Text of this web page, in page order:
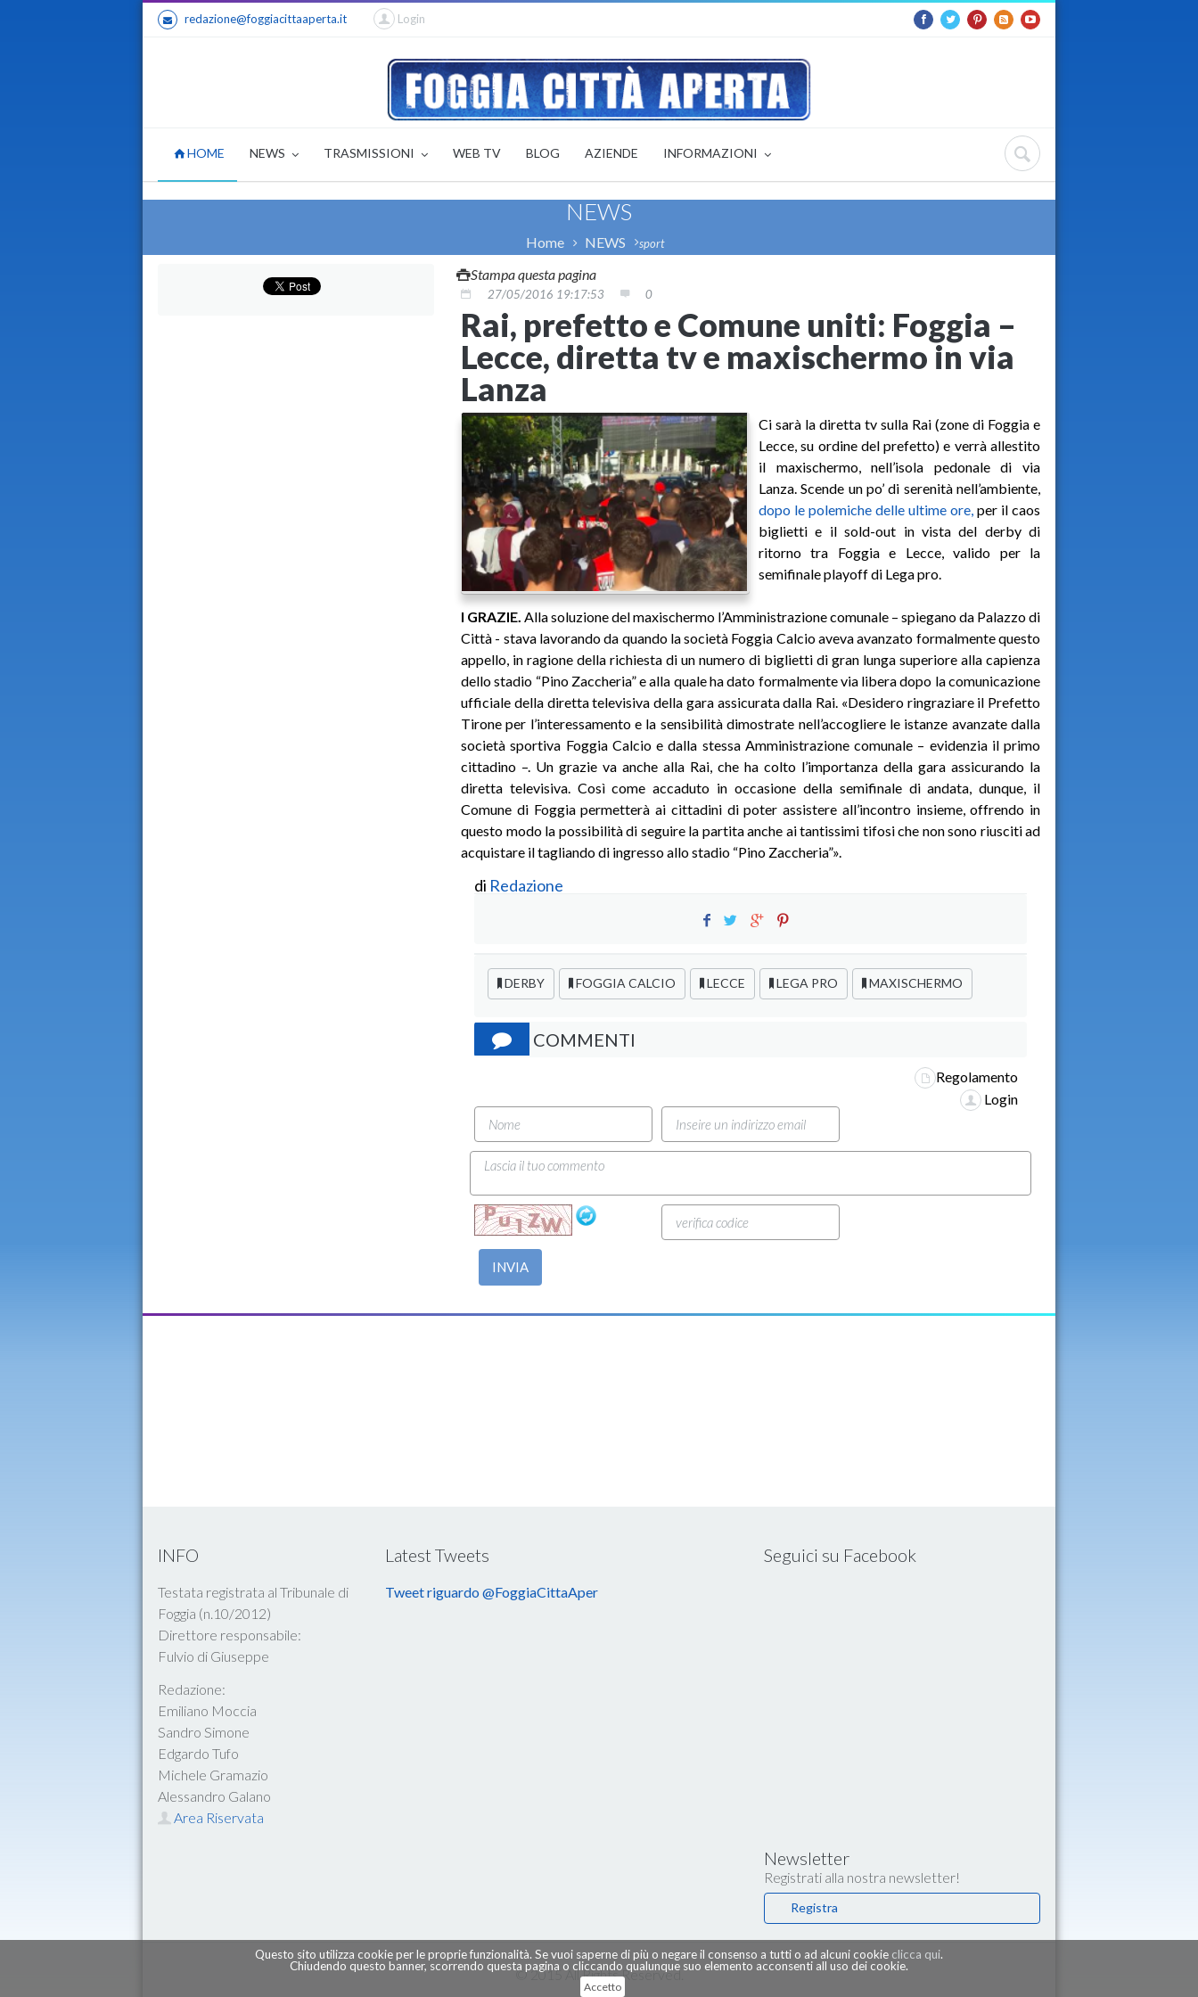
Questo sito utilizza cookie per le proprie funzionalità. Se vuoi saperne di più o negare il consenso a tutti o ad alcuni cookie clicca qui.
Chiudendo questo banner, scorrendo questa pagina o cliccando qualunque suo elemento acconsenti all uso dei cookie.
Accetto
redazione@foggiacittaaperta.it Login
HOME NEWS TRASMISSIONI WEB TV BLOG AZIENDE INFORMAZIONI
NEWS
Home NEWS sport
Stampa questa pagina
27/05/2016 19:17:53 0
Rai, prefetto e Comune uniti: Foggia –
Lecce, diretta tv e maxischermo in via
Lanza
Ci sarà la diretta tv sulla Rai (zone di Foggia e
Lecce, su ordine del prefetto) e verrà allestito
il maxischermo, nell’isola pedonale di via
Lanza. Scende un po’ di serenità nell’ambiente,
dopo le polemiche delle ultime ore, per il caos
biglietti e il sold-out in vista del derby di
ritorno tra Foggia e Lecce, valido per la
semifinale playoff di Lega pro.
I GRAZIE. Alla soluzione del maxischermo l’Amministrazione comunale – spiegano da Palazzo di
Città - stava lavorando da quando la società Foggia Calcio aveva avanzato formalmente questo
appello, in ragione della richiesta di un numero di biglietti di gran lunga superiore alla capienza
dello stadio “Pino Zaccheria” e alla quale ha dato formalmente via libera dopo la comunicazione
ufficiale della diretta televisiva della gara assicurata dalla Rai. «Desidero ringraziare il Prefetto
Tirone per l’interessamento e la sensibilità dimostrate nell’accogliere le istanze avanzate dalla
società sportiva Foggia Calcio e dalla stessa Amministrazione comunale – evidenzia il primo
cittadino –. Un grazie va anche alla Rai, che ha colto l’importanza della gara assicurando la
diretta televisiva. Così come accaduto in occasione della semifinale di andata, dunque, il
Comune di Foggia permetterà ai cittadini di poter assistere all’incontro insieme, offrendo in
questo modo la possibilità di seguire la partita anche ai tantissimi tifosi che non sono riusciti ad
acquistare il tagliando di ingresso allo stadio “Pino Zaccheria”».
di Redazione
DERBY FOGGIA CALCIO LECCE LEGA PRO MAXISCHERMO
COMMENTI
Regolamento
Login
INVIA
INFO
Testata registrata al Tribunale di
Foggia (n.10/2012)
Direttore responsabile:
Fulvio di Giuseppe
Redazione:
Emiliano Moccia
Sandro Simone
Edgardo Tufo
Michele Gramazio
Alessandro Galano
Area Riservata
Latest Tweets
Tweet riguardo @FoggiaCittaAper
Seguici su Facebook
Newsletter
Registrati alla nostra newsletter!
Registra
© 2015 All Rights Reserved.